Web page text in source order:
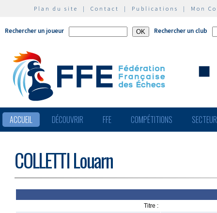
Plan du site | Contact | Publications | Mon
Rechercher un joueur Rechercher un club
ACCUEIL DÉCOUVRIR FFE COMPÉTITIONS
COLLETTI Louarn
Titre :